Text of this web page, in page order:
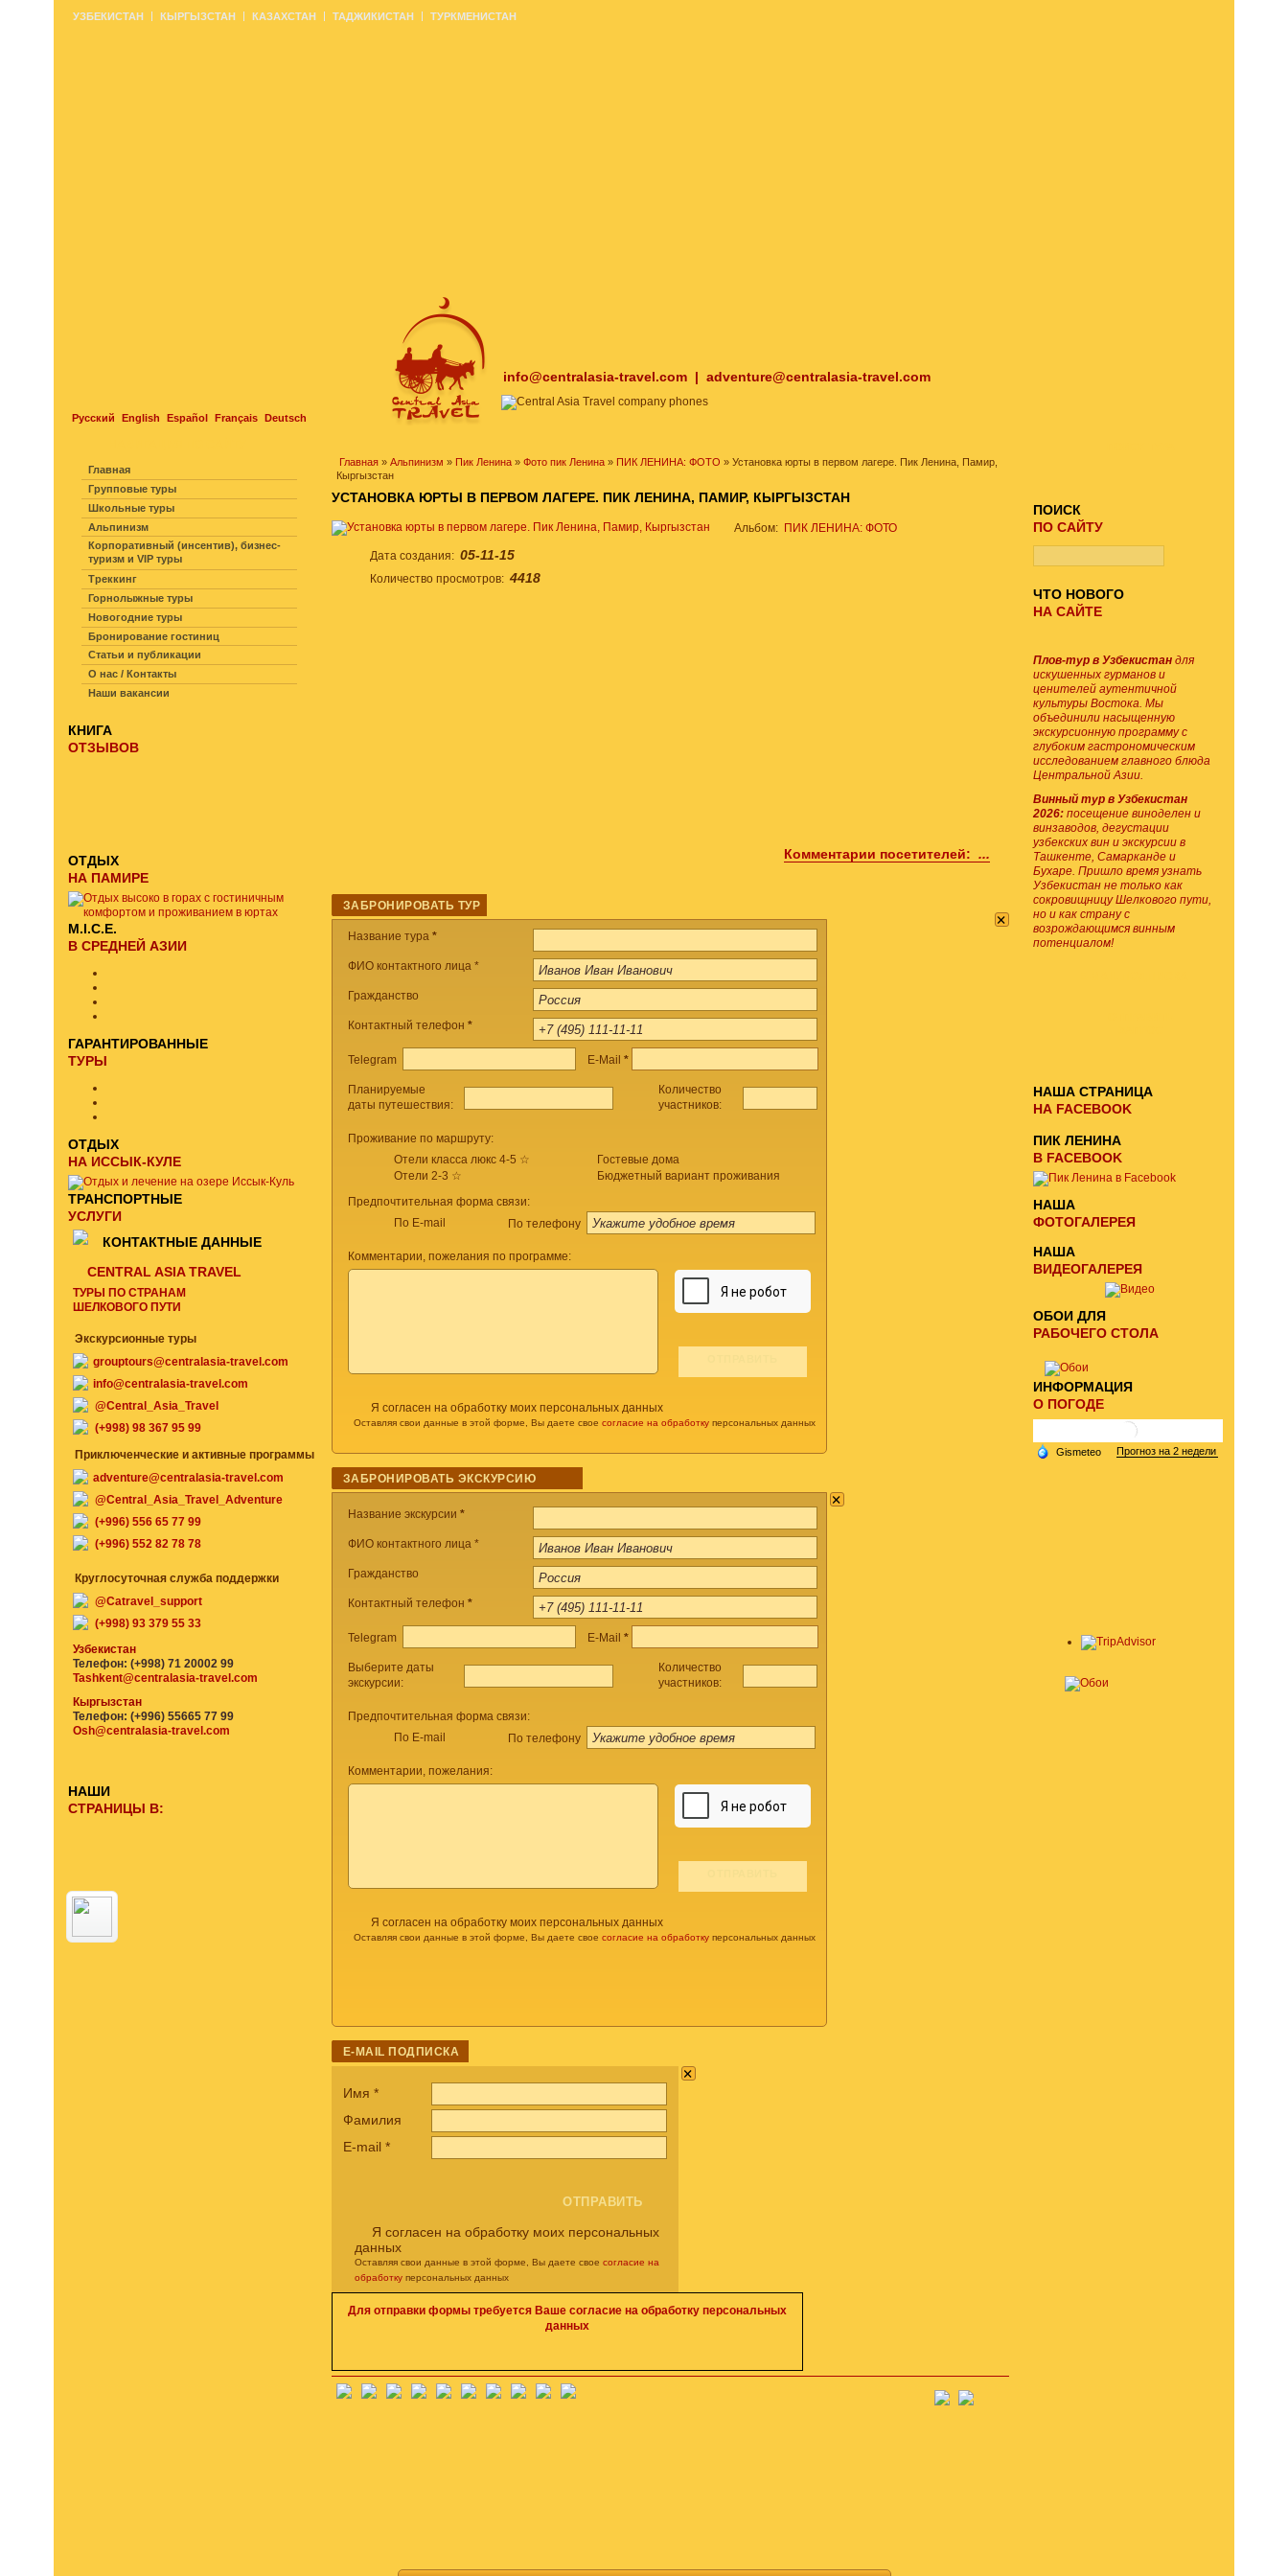
info@centralasia-travel.com | adventure@centralasia-travel.com
Русский English Español Français Deutsch
УЗБЕКИСТАН КЫРГЫЗСТАН КАЗАХСТАН ТАДЖИКИСТАН ТУРКМЕНИСТАН
Главная » Альпинизм » Пик Ленина » Фото пик Ленина » ПИК ЛЕНИНА: ФОТО » Установка юрты в первом лагере. Пик Ленина, Памир,
Кыргызстан
УСТАНОВКА ЮРТЫ В ПЕРВОМ ЛАГЕРЕ. ПИК ЛЕНИНА, ПАМИР, КЫРГЫЗСТАН
Альбом: ПИК ЛЕНИНА: ФОТО
Дата создания: 05-11-15
Количество просмотров: 4418
Комментарии посетителей: ...
ЗАБРОНИРОВАТЬ ТУР ×
Название тура *
ФИО контактного лица *
Гражданство
Контактный телефон *
Telegram E-Mail *
Планируемые
даты путешествия:
Количество
участников:
Проживание по маршруту:
Отели класса люкс 4-5 ☆
Отели 2-3 ☆
Гостевые дома
Бюджетный вариант проживания
Предпочтительная форма связи:
По E-mail
По телефону
Комментарии, пожелания по программе:
Я согласен на обработку моих персональных данных
Оставляя свои данные в этой форме, Вы даете свое согласие на обработку персональных данных
ЗАБРОНИРОВАТЬ ЭКСКУРСИЮ
×
Название экскурсии *
ФИО контактного лица *
Гражданство
Контактный телефон *
Telegram E-Mail *
Выберите даты
экскурсии:
Количество
участников:
Предпочтительная форма связи:
По E-mail
По телефону
Комментарии, пожелания:
Я согласен на обработку моих персональных данных
Оставляя свои данные в этой форме, Вы даете свое согласие на обработку персональных данных
E-MAIL ПОДПИСКА
×
Имя *
Фамилия
E-mail *
Я согласен на обработку моих персональных
данных
Оставляя свои данные в этой форме, Вы даете свое согласие на
обработку персональных данных
Для отправки формы требуется Ваше согласие на обработку персональных
данных
Главная
Групповые туры
Школьные туры
Альпинизм
Корпоративный (инсентив), бизнес-
туризм и VIP туры
Треккинг
Горнолыжные туры
Новогодние туры
Бронирование гостиниц
Статьи и публикации
О нас / Контакты
Наши вакансии
КНИГА
ОТЗЫВОВ
ОТДЫХ
НА ПАМИРЕ
M.I.C.E.
В СРЕДНЕЙ АЗИИ
ГАРАНТИРОВАННЫЕ
ТУРЫ
ОТДЫХ
НА ИССЫК-КУЛЕ
ТРАНСПОРТНЫЕ
УСЛУГИ
КОНТАКТНЫЕ ДАННЫЕ
CENTRAL ASIA TRAVEL
ТУРЫ ПО СТРАНАМ
ШЕЛКОВОГО ПУТИ
Экскурсионные туры
grouptours@centralasia-travel.com
info@centralasia-travel.com
@Central_Asia_Travel
(+998) 98 367 95 99
Приключенческие и активные программы
adventure@centralasia-travel.com
@Central_Asia_Travel_Adventure
(+996) 556 65 77 99
(+996) 552 82 78 78
Круглосуточная служба поддержки
@Catravel_support
(+998) 93 379 55 33
Узбекистан
Телефон: (+998) 71 20002 99
Tashkent@centralasia-travel.com
Кыргызстан
Телефон: (+996) 55665 77 99
Osh@centralasia-travel.com
НАШИ
СТРАНИЦЫ В:
ПОИСК
ПО САЙТУ
ЧТО НОВОГО
НА САЙТЕ
Плов-тур в Узбекистан для
искушенных гурманов и
ценителей аутентичной
культуры Востока. Мы
объединили насыщенную
экскурсионную программу с
глубоким гастрономическим
исследованием главного блюда
Центральной Азии.
Винный тур в Узбекистан
2026: посещение виноделен и
винзаводов, дегустации
узбекских вин и экскурсии в
Ташкенте, Самарканде и
Бухаре. Пришло время узнать
Узбекистан не только как
сокровищницу Шелкового пути,
но и как страну с
возрождающимся винным
потенциалом!
НАША СТРАНИЦА
НА FACEBOOK
ПИК ЛЕНИНА
В FACEBOOK
НАША
ФОТОГАЛЕРЕЯ
НАША
ВИДЕОГАЛЕРЕЯ
ОБОИ ДЛЯ
РАБОЧЕГО СТОЛА
ИНФОРМАЦИЯ
О ПОГОДЕ